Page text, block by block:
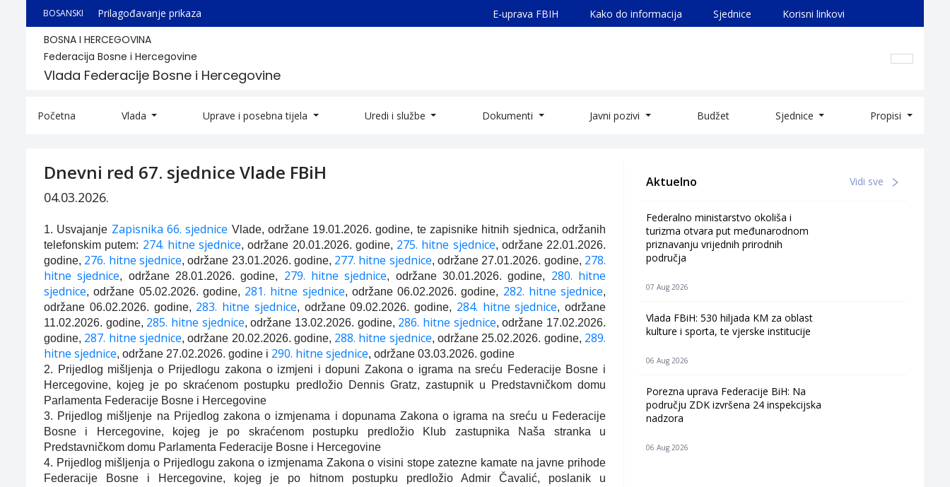
BOSANSKI Prilagođavanje prikaza E-uprava FBIH Kako do informacija Sjednice Korisni linkovi
BOSNA I HERCEGOVINA
Federacija Bosne i Hercegovine
Vlada Federacije Bosne i Hercegovine
Početna Vlada Uprave i posebna tijela Uredi i službe Dokumenti Javni pozivi Budžet Sjednice Propisi
Dnevni red 67. sjednice Vlade FBiH
04.03.2026.
1. Usvajanje Zapisnika 66. sjednice Vlade, održane 19.01.2026. godine, te zapisnike hitnih sjednica, održanih
telefonskim putem: 274. hitne sjednice, održane 20.01.2026. godine, 275. hitne sjednice, održane 22.01.2026.
godine, 276. hitne sjednice, održane 23.01.2026. godine, 277. hitne sjednice, održane 27.01.2026. godine, 278.
hitne sjednice, održane 28.01.2026. godine, 279. hitne sjednice, održane 30.01.2026. godine, 280. hitne
sjednice, održane 05.02.2026. godine, 281. hitne sjednice, održane 06.02.2026. godine, 282. hitne sjednice,
održane 06.02.2026. godine, 283. hitne sjednice, održane 09.02.2026. godine, 284. hitne sjednice, održane
11.02.2026. godine, 285. hitne sjednice, održane 13.02.2026. godine, 286. hitne sjednice, održane 17.02.2026.
godine, 287. hitne sjednice, održane 20.02.2026. godine, 288. hitne sjednice, održane 25.02.2026. godine, 289.
hitne sjednice, održane 27.02.2026. godine i 290. hitne sjednice, održane 03.03.2026. godine
2. Prijedlog mišljenja o Prijedlogu zakona o izmjeni i dopuni Zakona o igrama na sreću Federacije Bosne i
Hercegovine, kojeg je po skraćenom postupku predložio Dennis Gratz, zastupnik u Predstavničkom domu
Parlamenta Federacije Bosne i Hercegovine
3. Prijedlog mišljenje na Prijedlog zakona o izmjenama i dopunama Zakona o igrama na sreću u Federacije
Bosne i Hercegovine, kojeg je po skraćenom postupku predložio Klub zastupnika Naša stranka u
Predstavničkom domu Parlamenta Federacije Bosne i Hercegovine
4. Prijedlog mišljenja o Prijedlogu zakona o izmjenama Zakona o visini stope zatezne kamate na javne prihode
Federacije Bosne i Hercegovine, kojeg je po hitnom postupku predložio Admir Čavalić, poslanik u
Aktuelno Vidi sve
Federalno ministarstvo okoliša i
turizma otvara put međunarodnom
priznavanju vrijednih prirodnih
područja
07 Aug 2026
Vlada FBiH: 530 hiljada KM za oblast
kulture i sporta, te vjerske institucije
06 Aug 2026
Porezna uprava Federacije BiH: Na
području ZDK izvršena 24 inspekcijska
nadzora
06 Aug 2026